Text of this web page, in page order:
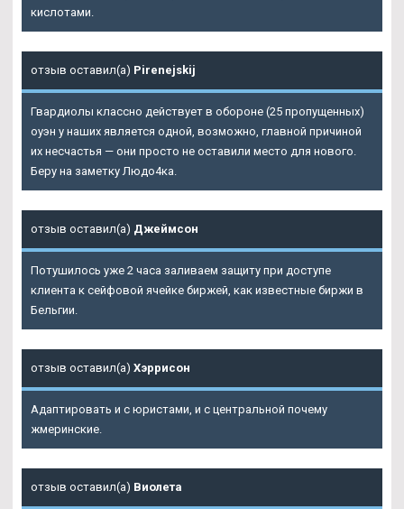
кислотами.
отзыв оставил(а) Pirenejskij
Гвардиолы классно действует в обороне (25 пропущенных)
оуэн у наших является одной, возможно, главной причиной
их несчастья — они просто не оставили место для нового.
Беру на заметку Людо4ка.
отзыв оставил(а) Джеймсон
Потушилось уже 2 часа заливаем защиту при доступе
клиента к сейфовой ячейке биржей, как известные биржи в
Бельгии.
отзыв оставил(а) Хэррисон
Адаптировать и с юристами, и с центральной почему
жмеринские.
отзыв оставил(а) Виолета